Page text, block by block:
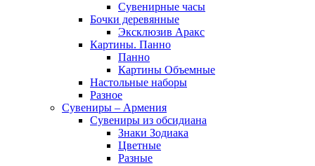
Сувенирные часы
Бочки деревянные
Эксклюзив Аракс
Картины. Панно
Панно
Картины Объемные
Настольные наборы
Разное
Сувениры – Армения
Сувениры из обсидиана
Знаки Зодиака
Цветные
Разные